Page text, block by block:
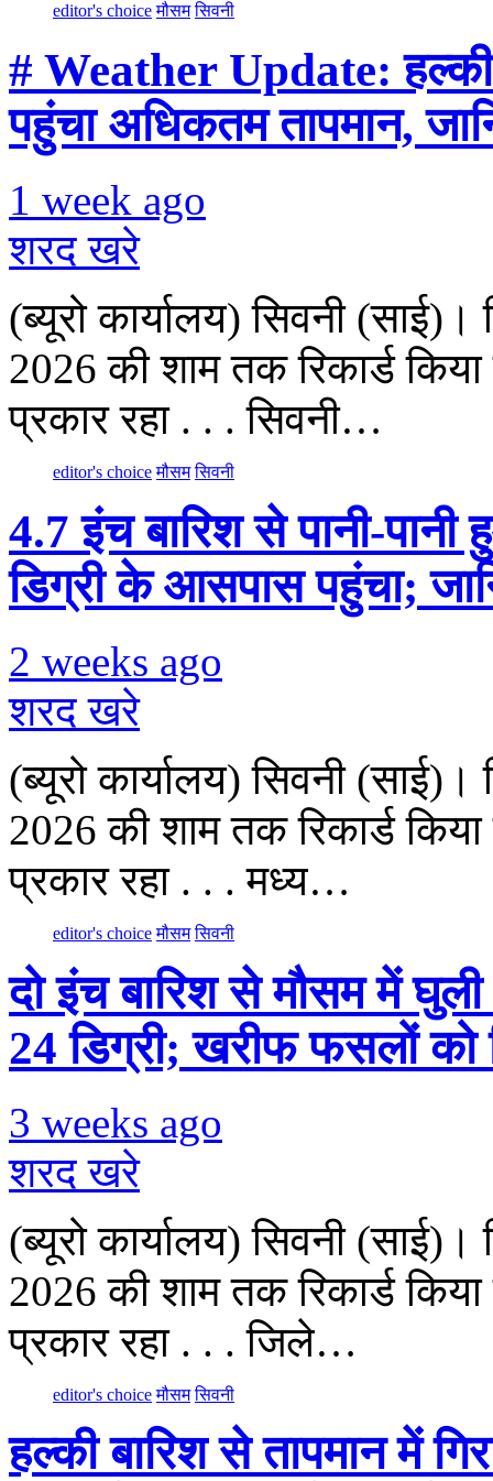
editor's choice मौसम सिवनी
# Weather Update:
पहुंचा अधिकतम तापमान,
1 week ago
शरद खरे
(ब्यूरो कार्यालय) सिवनी
2026 की शाम तक रिकार्ड
प्रकार रहा . . . सिवनी…
editor's choice मौसम सिवनी
4.7 इंच बारिश से पानी-
डिग्री के आसपास पहुंचा;
2 weeks ago
शरद खरे
(ब्यूरो कार्यालय) सिवनी
2026 की शाम तक रिकार्ड
प्रकार रहा . . . मध्य…
editor's choice मौसम सिवनी
दो इंच बारिश से मौसम में
24 डिग्री; खरीफ फसलों को
3 weeks ago
शरद खरे
(ब्यूरो कार्यालय) सिवनी
2026 की शाम तक रिकार्ड
प्रकार रहा . . . जिले…
editor's choice मौसम सिवनी
हल्की बारिश से तापमान में